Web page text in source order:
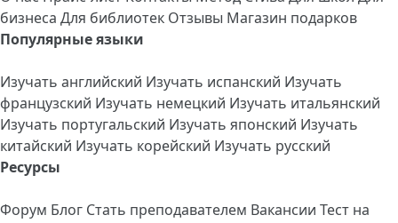
бизнеса Для библиотек Отзывы Магазин подарков
Популярные языки
Изучать английский Изучать испанский Изучать
французский Изучать немецкий Изучать итальянский
Изучать португальский Изучать японский Изучать
китайский Изучать корейский Изучать русский
Ресурсы
Форум Блог Стать преподавателем Вакансии Тест на